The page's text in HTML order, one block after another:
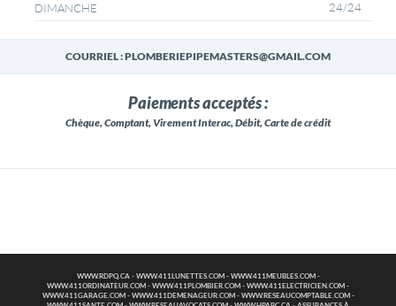
DIMANCHE 24/24
COURRIEL : PLOMBERIEPIPEMASTERS@GMAIL.COM
Paiements acceptés :
Chèque, Comptant, Virement Interac, Débit, Carte de crédit
WWW.RDPQ.CA- WWW.411LUNETTES.COM - WWW.411MEUBLES.COM -
WWW.411ORDINATEUR.COM - WWW.411PLOMBIER.COM - WWW.411ELECTRICIEN.COM -
WWW.411GARAGE.COM - WWW.411DEMENAGEUR.COM - WWW.RESEAUCOMPTABLE.COM -